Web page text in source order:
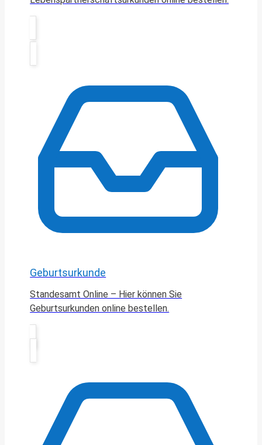
Geburtsurkunde
Standesamt Online – Hier können Sie
Geburtsurkunden online bestellen.